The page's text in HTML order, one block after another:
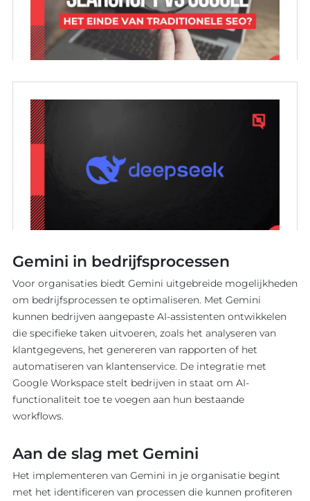
Gemini in bedrijfsprocessen
Voor organisaties biedt Gemini uitgebreide mogelijkheden
om bedrijfsprocessen te optimaliseren. Met Gemini
kunnen bedrijven aangepaste AI-assistenten ontwikkelen
die specifieke taken uitvoeren, zoals het analyseren van
klantgegevens, het genereren van rapporten of het
automatiseren van klantenservice. De integratie met
Google Workspace stelt bedrijven in staat om AI-
functionaliteit toe te voegen aan hun bestaande
workflows.
Aan de slag met Gemini
Het implementeren van Gemini in je organisatie begint
met het identificeren van processen die kunnen profiteren